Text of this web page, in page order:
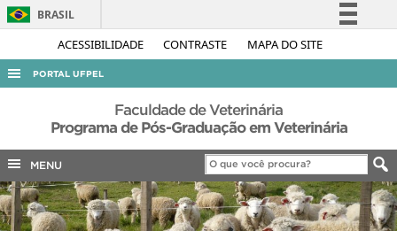
ACESSIBILIDADE CONTRASTE MAPA DO SITE
BRASIL
Simplifique!
Acesso à informação
Legislação
Canais
PORTAL UFPEL
ACESSO À INFORMAÇÃO
AUDITORIA
COBALTO
CONCURSOS
EDITAIS
Faculdade de Veterinária
Programa de Pós-Graduação em Veterinária
MENU